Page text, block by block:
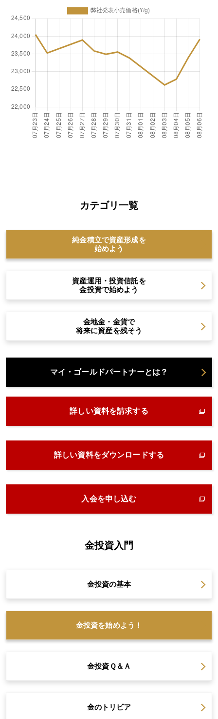
カテゴリ一覧
純金積立で資産形成を
始めよう
資産運用・投資信託を
金投資で始めよう
金地金・金貨で
将来に資産を残そう
マイ・ゴールドパートナーとは？
詳しい資料を請求する
詳しい資料をダウンロードする
入会を申し込む
金投資入門
金投資の基本
金投資を始めよう！
金投資 Ｑ＆Ａ
金のトリビア